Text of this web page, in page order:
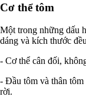
Cơ thể tôm
Một trong những dấu
dáng và kích thước
- Cơ thể cân đối,
- Đầu tôm và thân tôm
rời.